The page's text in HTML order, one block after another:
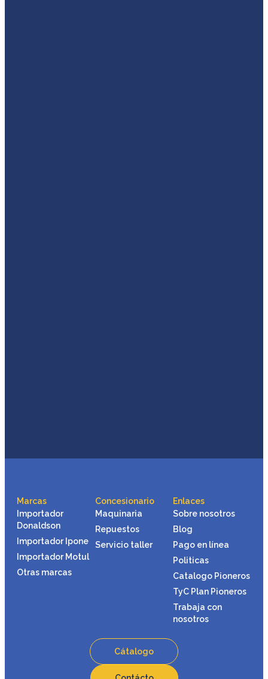
Marcas
Importador
Donaldson
Importador Ipone
Importador Motul
Otras marcas
Concesionario
Maquinaria
Repuestos
Servicio taller
Enlaces
Sobre nosotros
Blog
Pago en línea
Politicas
Catalogo Pioneros
TyC Plan Pioneros
Trabaja con
nosotros
Cátalogo